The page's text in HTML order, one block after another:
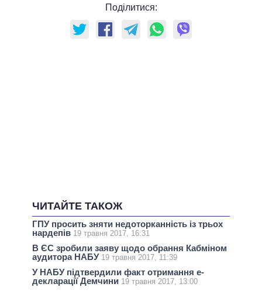
Поділитися:
ЧИТАЙТЕ ТАКОЖ
ГПУ просить зняти недоторканність із трьох
нардепів 19 травня 2017, 16:31
В ЄС зробили заяву щодо обрання Кабміном
аудитора НАБУ 19 травня 2017, 11:39
У НАБУ підтвердили факт отримання е-
декларації Демчини 19 травня 2017, 13:00